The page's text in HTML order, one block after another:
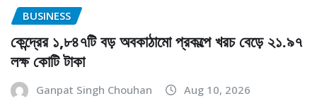
BUSINESS
কেন্দ্রের ১,৮৪৭টি বড় অবকাঠামো প্রকল্পে খরচ বেড়ে ২১.৯৭
লক্ষ কোটি টাকা
Ganpat Singh Chouhan Aug 10, 2026